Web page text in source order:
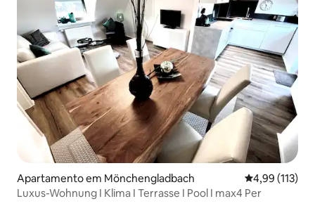
Apartamento em Mönchengladbach Classificação
4,99 (113)
Luxus-Wohnung I Klima I Terrasse I Pool I max4 Per